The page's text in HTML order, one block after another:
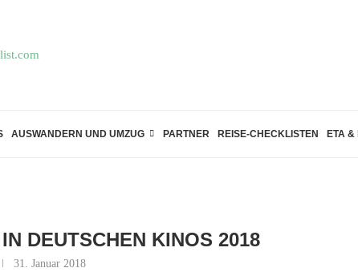
AUSWANDERN UND UMZUG PARTNER REISE-CHECKLISTEN ETA
DEUTSCHEN KINOS 2018
31. Januar 2018